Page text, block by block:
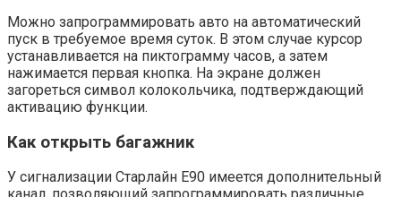
Можно запрограммировать авто на автоматический
пуск в требуемое время суток. В этом случае курсор
устанавливается на пиктограмму часов, а затем
нажимается первая кнопка. На экране должен
загореться символ колокольчика, подтверждающий
активацию функции.
Как открыть багажник
У сигнализации Старлайн Е90 имеется дополнительный